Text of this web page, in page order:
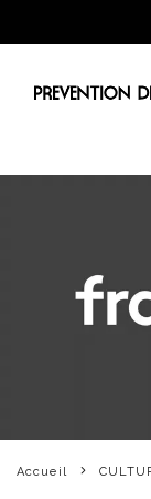
Accueil